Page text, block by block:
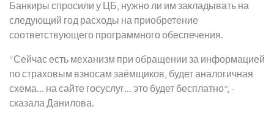
Банкиры спросили у ЦБ, нужно ли им закладывать на
следующий год расходы на приобретение
соответствующего программного обеспечения.
“Сейчас есть механизм при обращении за информацией
по страховым взносам заёмщиков, будет аналогичная
схема... на сайте госуслуг... это будет бесплатно”, -
сказала Данилова.